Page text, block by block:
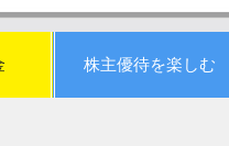
株主優待を楽しむ